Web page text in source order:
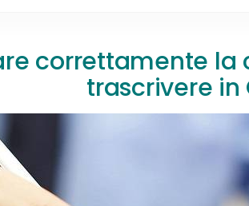
correttamente
trascrivere in